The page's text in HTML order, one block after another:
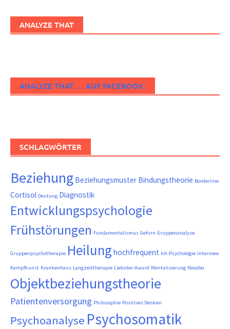
ANALYZE THAT
ANALYZE THAT … AUF FACEBOOK:
SCHLAGWÖRTER
Beziehung Beziehungsmuster Bindungstheorie Borderline
Cortisol Deutung Diagnostik
Entwicklungspsychologie
Frühstörungen Fundamentalismus Gehirn Gruppenanalyse
Gruppenpsychotherapie Heilung hochfrequent Ich-Psychologie Interview
Kampfkunst Krankenhaus Langzeittherapie Liebster-Award Mentalisierung Nocebo
Objektbeziehungstheorie
Patientenversorgung Philosophie Positives Denken
Psychoanalyse Psychosomatik